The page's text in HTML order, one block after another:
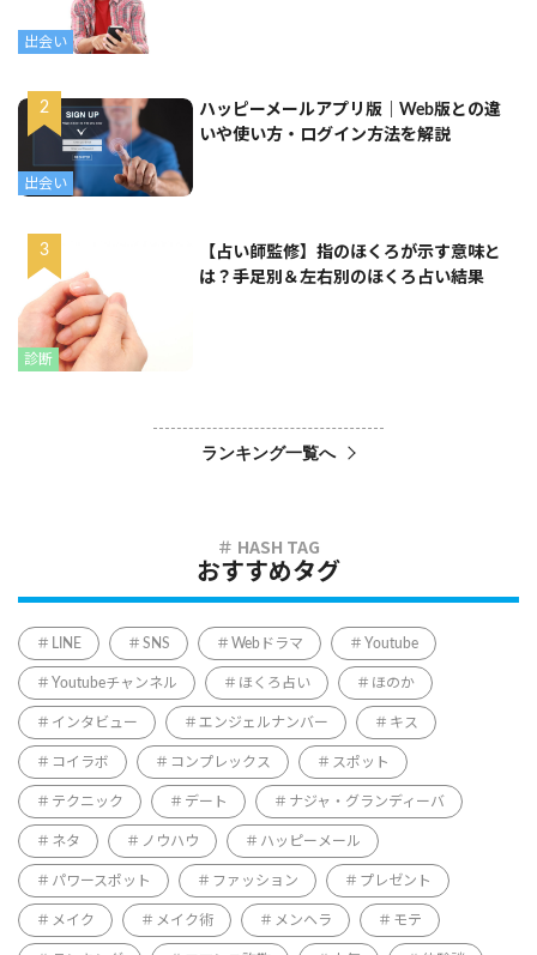
出会い
出会い
ハッピーメールアプリ版｜Web版との違
いや使い方・ログイン方法を解説
診断
【占い師監修】指のほくろが示す意味と
は？手足別＆左右別のほくろ占い結果
ランキング一覧へ
おすすめタグ
LINE SNS Webドラマ Youtube
Youtubeチャンネル ほくろ占い ほのか
インタビュー エンジェルナンバー キス
コイラボ コンプレックス スポット
テクニック デート ナジャ・グランディーバ
ネタ ノウハウ ハッピーメール
パワースポット ファッション プレゼント
メイク メイク術 メンヘラ モテ